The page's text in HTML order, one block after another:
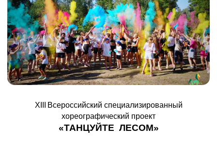
XIII
Всероссийский специализированный
хореографический проект
«ТАНЦУЙТЕ ЛЕСОМ»